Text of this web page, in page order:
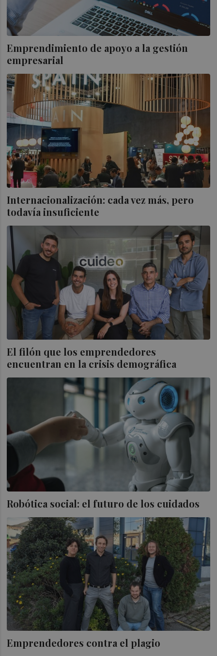
Emprendimiento de apoyo a la gestión
empresarial
Internacionalización: cada vez más, pero
todavía insuficiente
El filón que los emprendedores
encuentran en la crisis demográfica
Robótica social: el futuro de los cuidados
Emprendedores contra el plagio